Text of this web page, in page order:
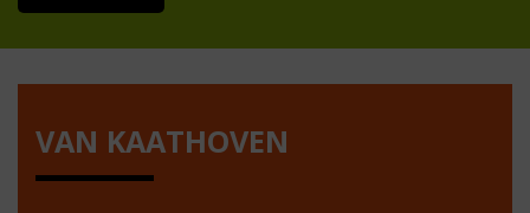
VAN KAATHOVEN